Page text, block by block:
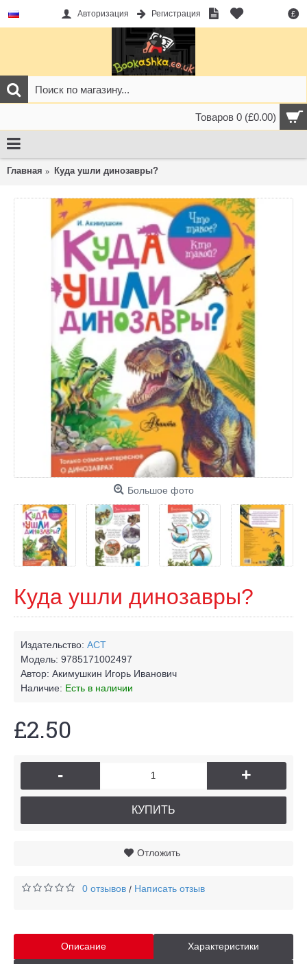
£
Авторизация Регистрация
Товаров 0 (£0.00)
Главная Куда ушли динозавры?
Большое фото
Куда ушли динозавры?
Издательство: АСТ
Модель: 9785171002497
Автор: Акимушкин Игорь Иванович
Наличие: Есть в наличии
£2.50
- +
КУПИТЬ
Отложить
0 отзывов / Написать отзыв
Описание Характеристики